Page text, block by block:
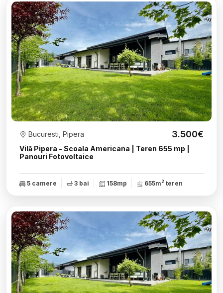
Vilă Pipera - Scoala Americana | Teren 655 mp |
Panouri Fotovoltaice
Bucuresti, Pipera 3.500€
5 camere 3 bai 158mp 655m2 teren